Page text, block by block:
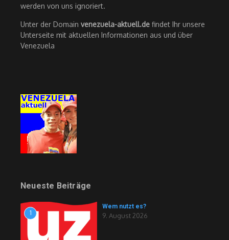
werden von uns ignoriert.
Unter der Domain venezuela-aktuell.de findet Ihr unsere
Unterseite mit aktuellen Informationen aus und über
Venezuela
Neueste Beiträge
1
Wem nutzt es?
9. August 2026